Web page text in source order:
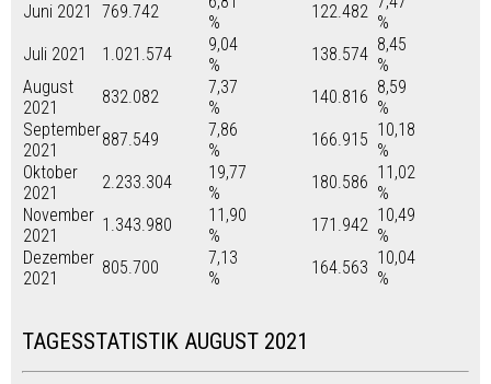
Juni 2021
769.742
%
122.482
%
Juli 2021
1.021.574
9,04
%
138.574 8,45
%
August
2021
832.082
7,37
%
140.816 8,59
%
September
2021
887.549
7,86
%
166.915 10,18
%
Oktober
2021
2.233.304
19,77
%
180.586 11,02
%
November
2021
1.343.980
11,90
%
171.942 10,49
%
Dezember
2021
805.700
7,13
%
164.563 10,04
%
TAGESSTATISTIK AUGUST 2021